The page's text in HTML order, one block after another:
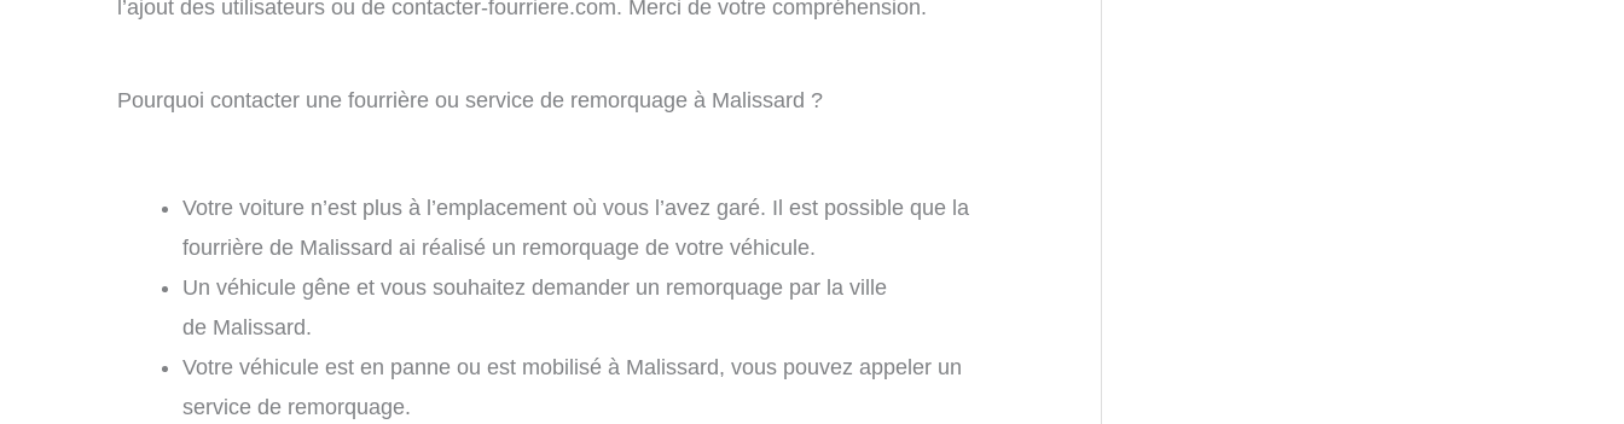
l’ajout des utilisateurs ou de contacter-fourriere.com. Merci de votre compréhension.
Pourquoi contacter une fourrière ou service de remorquage à Malissard ?
Votre voiture n’est plus à l’emplacement où vous l’avez garé. Il est possible que la
fourrière de Malissard ai réalisé un remorquage de votre véhicule.
Un véhicule gêne et vous souhaitez demander un remorquage par la ville
de Malissard.
Votre véhicule est en panne ou est mobilisé à Malissard, vous pouvez appeler un
service de remorquage.